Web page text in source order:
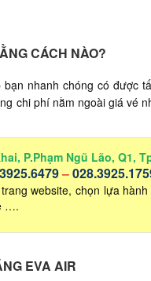
CÁCH NÀO?
bạn nhanh chóng có được
chi phí nằm ngoài giá vé
P.Phạm Ngũ Lão, Q1,
–
website, chọn lựa
….
EVA AIR